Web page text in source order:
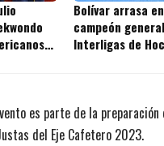
Bolívar arrasa
campeón
Interligas de
es parte de la
del Eje Cafetero 2023.